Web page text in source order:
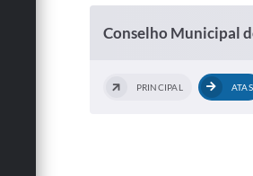
Conselho Municipal
PRINCIPAL ATAS